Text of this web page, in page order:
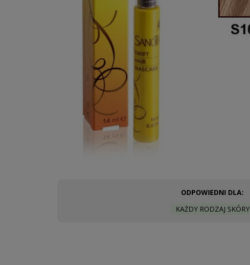
ODPOWIEDNI DLA:
KAŻDY RODZAJ SKÓRY